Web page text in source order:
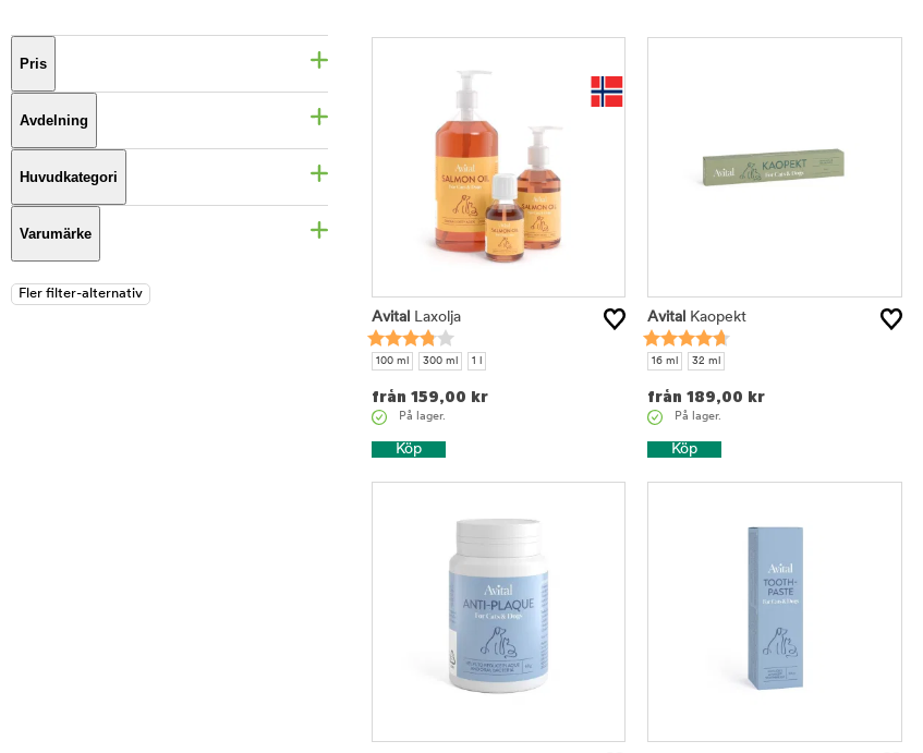
Pris
Avdelning
Huvudkategori
Varumärke
Avital Laxolja
100 ml 300 ml 1 l
från 159,00 kr
På lager.
Köp
Avital Kaopekt
16 ml 32 ml
från 189,00 kr
På lager.
Köp